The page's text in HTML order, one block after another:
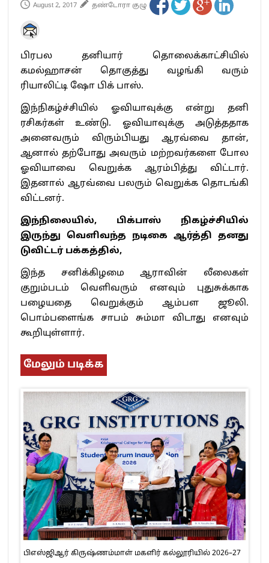
August 2, 2017 தண்டோரா குழு
பிரபல தனியார் தொலைக்காட்சியில்
கமல்ஹாசன் தொகுத்து வழங்கி வரும்
ரியாலிட்டி ஷோ பிக் பாஸ்.
இந்நிகழ்ச்சியில் ஓவியாவுக்கு என்று தனி
ரசிகர்கள் உண்டு. ஓவியாவுக்கு அடுத்ததாக
அனைவரும் விரும்பியது ஆரவ்வை தான்,
ஆனால் தற்போது அவரும் மற்றவர்களை போல
ஓவியாவை வெறுக்க ஆரம்பித்து விட்டார்.
இதனால் ஆரவ்வை பலரும் வெறுக்க தொடங்கி
விட்டனர்.
இந்நிலையில், பிக்பாஸ் நிகழ்ச்சியில்
இருந்து வெளிவந்த நடிகை ஆர்த்தி தனது
டுவிட்டர் பக்கத்தில்,
இந்த சனிக்கிழமை ஆராவின் லீலைகள்
குறும்படம் வெளிவரும் எனவும் புதுசுக்காக
பழையதை வெறுக்கும் ஆம்பள ஜூலி.
பொம்பளைங்க சாபம் சும்மா விடாது எனவும்
கூறியுள்ளார்.
மேலும் படிக்க
பிஎஸ்ஜிஆர் கிருஷ்ணம்மாள் மகளிர் கல்லூரியில் 2026–27